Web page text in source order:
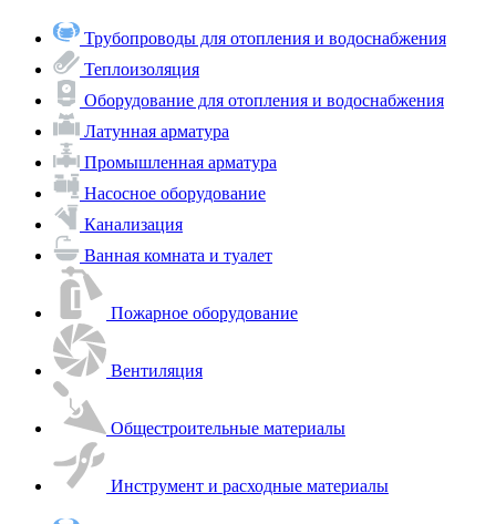
Трубопроводы для отопления и водоснабжения
Теплоизоляция
Оборудование для отопления и водоснабжения
Латунная арматура
Промышленная арматура
Насосное оборудование
Канализация
Ванная комната и туалет
Пожарное оборудование
Вентиляция
Общестроительные материалы
Инструмент и расходные материалы